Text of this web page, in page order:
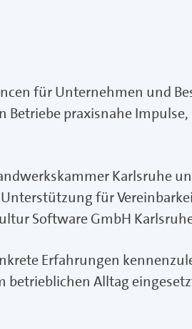
für Unternehmen und
praxisnahe
Karlsruhe
für
Software GmbH
Erfahrungen
Alltag